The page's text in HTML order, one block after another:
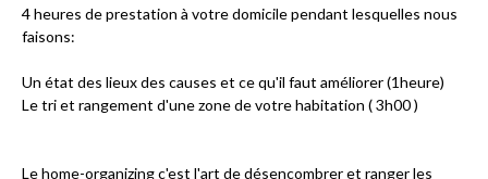
4 heures de prestation à votre domicile pendant lesquelles nous
faisons:
Un état des lieux des causes et ce qu'il faut améliorer (1heure)
Le tri et rangement d'une zone de votre habitation ( 3h00 )
Le home-organizing c'est l'art de désencombrer et ranger les